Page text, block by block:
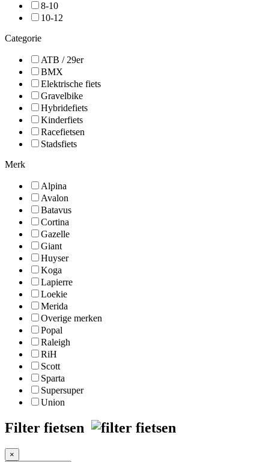
8-10
10-12
Categorie
ATB / 29er
BMX
Elektrische fiets
Gravelbike
Hybridefiets
Kinderfiets
Racefietsen
Stadsfiets
Merk
Alpina
Avalon
Batavus
Cortina
Gazelle
Giant
Huyser
Koga
Lapierre
Loekie
Merida
Overige merken
Popal
Raleigh
RiH
Scott
Sparta
Supersuper
Union
Filter fietsen
×